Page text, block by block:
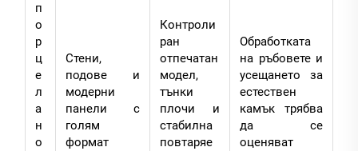
п
о
р
ц
е
л
а
н
о
Стени,
подове и
модерни
панели с
голям
формат
Контроли
ран
отпечатан
модел,
тънки
плочи и
стабилна
повтаряе
Обработката
на ръбовете и
усещането за
естествен
камък трябва
да се
оценяват